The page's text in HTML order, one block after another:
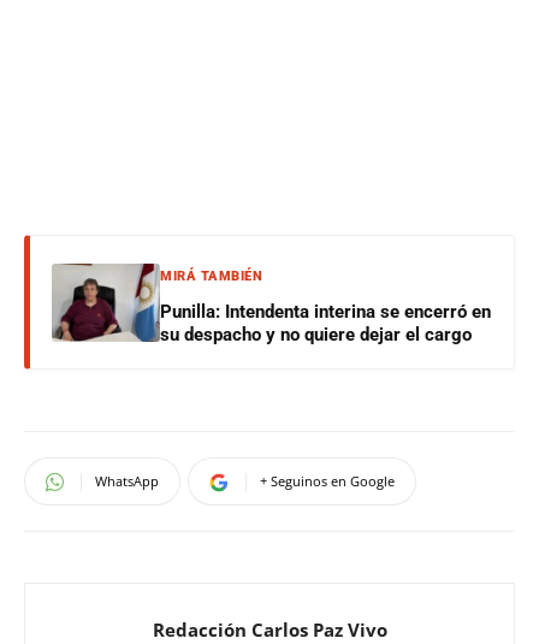
MIRÁ TAMBIÉN
Punilla: Intendenta interina se encerró en
su despacho y no quiere dejar el cargo
WhatsApp + Seguinos en Google
Redacción Carlos Paz Vivo